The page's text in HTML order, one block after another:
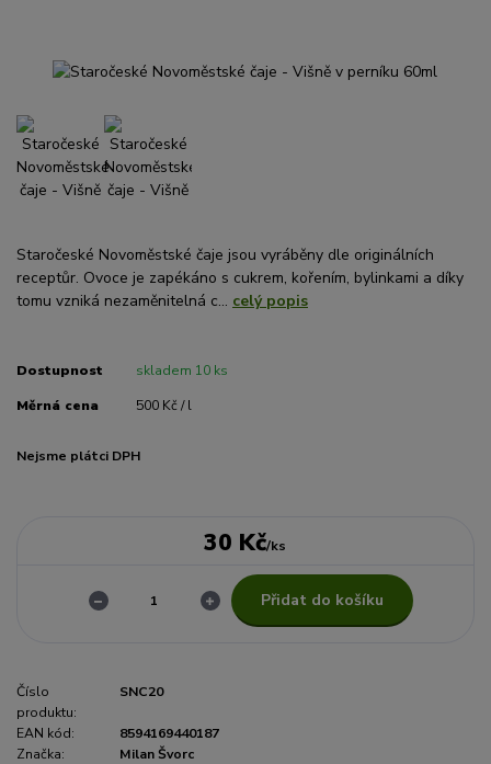
Staročeské Novoměstské čaje jsou vyráběny dle originálních
receptůr. Ovoce je zapékáno s cukrem, kořením, bylinkami a díky
tomu vzniká nezaměnitelná c... celý popis
Dostupnost skladem 10 ks
Měrná cena 500 Kč / l
Nejsme plátci DPH
30 Kč/ks
Přidat do košíku
Číslo
produktu:
SNC20
EAN kód:
8594169440187
Značka:
Milan Švorc